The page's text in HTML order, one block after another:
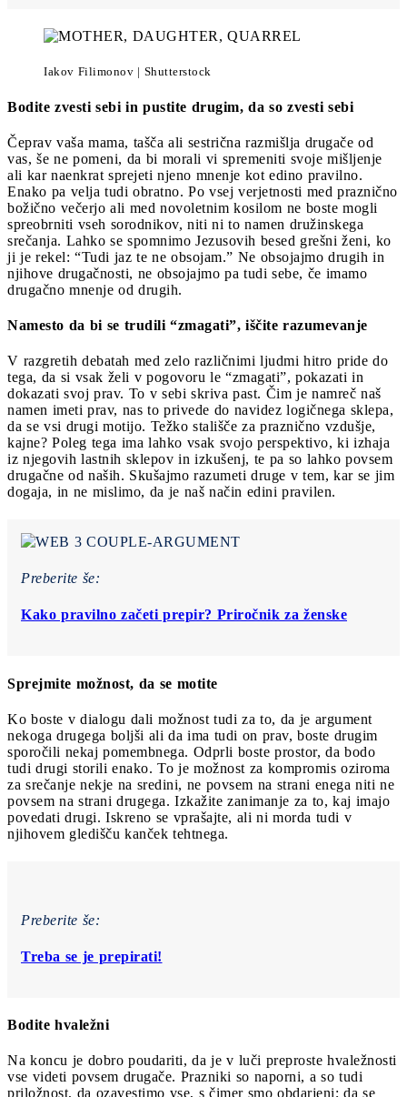
Iakov Filimonov | Shutterstock
Bodite zvesti sebi in pustite drugim, da so zvesti sebi
Čeprav vaša mama, tašča ali sestrična razmišlja drugače od
vas, še ne pomeni, da bi morali vi spremeniti svoje mišljenje
ali kar naenkrat sprejeti njeno mnenje kot edino pravilno.
Enako pa velja tudi obratno. Po vsej verjetnosti med praznično
božično večerjo ali med novoletnim kosilom ne boste mogli
spreobrniti vseh sorodnikov, niti ni to namen družinskega
srečanja. Lahko se spomnimo Jezusovih besed grešni ženi, ko
ji je rekel: “Tudi jaz te ne obsojam.” Ne obsojajmo drugih in
njihove drugačnosti, ne obsojajmo pa tudi sebe, če imamo
drugačno mnenje od drugih.
Namesto da bi se trudili “zmagati”, iščite razumevanje
V razgretih debatah med zelo različnimi ljudmi hitro pride do
tega, da si vsak želi v pogovoru le “zmagati”, pokazati in
dokazati svoj prav. To v sebi skriva past. Čim je namreč naš
namen imeti prav, nas to privede do navidez logičnega sklepa,
da se vsi drugi motijo. Težko stališče za praznično vzdušje,
kajne? Poleg tega ima lahko vsak svojo perspektivo, ki izhaja
iz njegovih lastnih sklepov in izkušenj, te pa so lahko povsem
drugačne od naših. Skušajmo razumeti druge v tem, kar se jim
dogaja, in ne mislimo, da je naš način edini pravilen.
Preberite še:
Kako pravilno začeti prepir? Priročnik za ženske
Sprejmite možnost, da se motite
Ko boste v dialogu dali možnost tudi za to, da je argument
nekoga drugega boljši ali da ima tudi on prav, boste drugim
sporočili nekaj pomembnega. Odprli boste prostor, da bodo
tudi drugi storili enako. To je možnost za kompromis oziroma
za srečanje nekje na sredini, ne povsem na strani enega niti ne
povsem na strani drugega. Izkažite zanimanje za to, kaj imajo
povedati drugi. Iskreno se vprašajte, ali ni morda tudi v
njihovem gledišču kanček tehtnega.
Preberite še:
Treba se je prepirati!
Bodite hvaležni
Na koncu je dobro poudariti, da je v luči preproste hvaležnosti
vse videti povsem drugače. Prazniki so naporni, a so tudi
priložnost, da ozavestimo vse, s čimer smo obdarjeni; da se